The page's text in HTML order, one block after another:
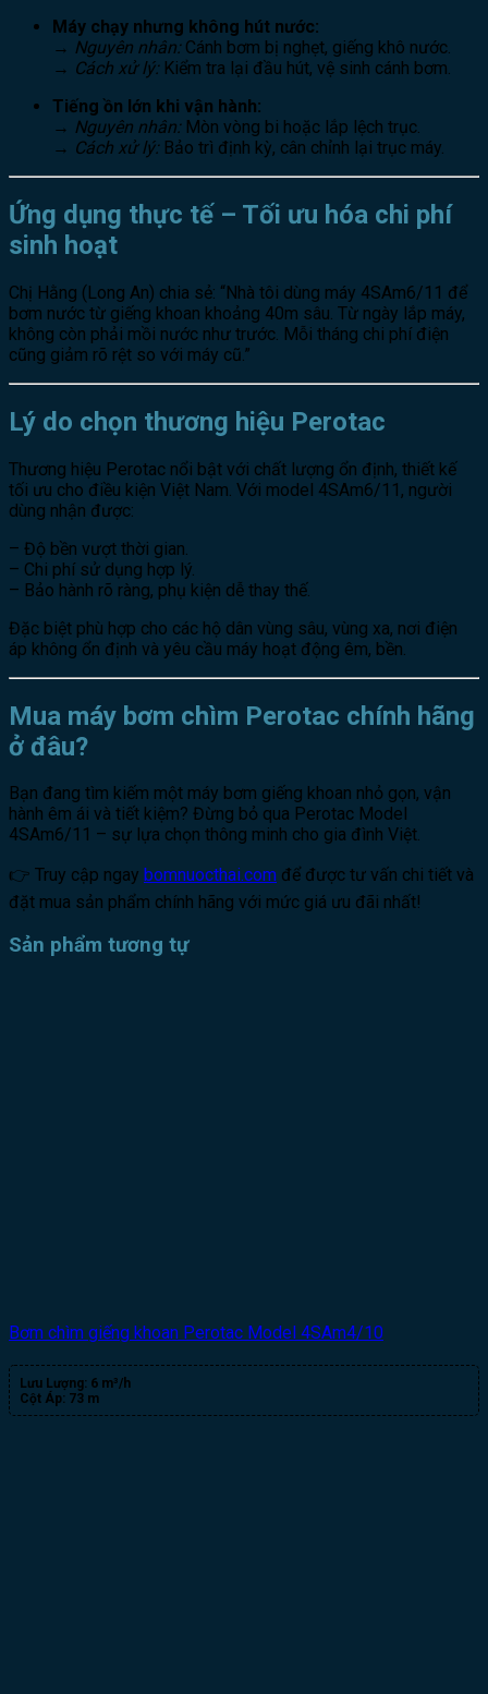
Máy chạy nhưng không hút nước:
→ Nguyên nhân:Cánh bơm bị nghẹt, giếng khô nước.
→ Cách xử lý:Kiểm tra lại đầu hút, vệ sinh cánh bơm.
Tiếng ồn lớn khi vận hành:
→ Nguyên nhân:Mòn vòng bi hoặc lắp lệch trục.
→ Cách xử lý:Bảo trì định kỳ, cân chỉnh lại trục máy.
Ứng dụng thực tế – Tối ưu hóa chi phí
sinh hoạt
Chị Hằng (Long An) chia sẻ: “Nhà tôi dùng máy 4SAm6/11 để
bơm nước từ giếng khoan khoảng 40m sâu. Từ ngày lắp máy,
không còn phải mồi nước như trước. Mỗi tháng chi phí điện
cũng giảm rõ rệt so với máy cũ.”
Lý do chọn thương hiệu Perotac
Thương hiệu Perotac nổi bật với chất lượng ổn định, thiết kế
tối ưu cho điều kiện Việt Nam. Với model 4SAm6/11, người
dùng nhận được:
– Độ bền vượt thời gian.
– Chi phí sử dụng hợp lý.
– Bảo hành rõ ràng, phụ kiện dễ thay thế.
Đặc biệt phù hợp cho các hộ dân vùng sâu, vùng xa, nơi điện
áp không ổn định và yêu cầu máy hoạt động êm, bền.
Mua máy bơm chìm Perotac chính hãng
ở đâu?
Bạn đang tìm kiếm một máy bơm giếng khoan nhỏ gọn, vận
hành êm ái và tiết kiệm? Đừng bỏ qua Perotac Model
4SAm6/11 – sự lựa chọn thông minh cho gia đình Việt.
👉 Truy cập ngay bomnuocthai.com để được tư vấn chi tiết và
đặt mua sản phẩm chính hãng với mức giá ưu đãi nhất!
Sản phẩm tương tự
Bơm chìm giếng khoan Perotac Model 4SAm4/10
Lưu Lượng: 6 m³/h
Cột Áp: 73 m